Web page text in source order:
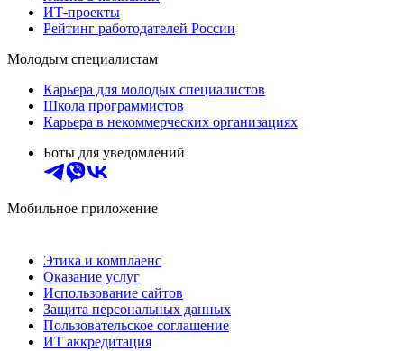
ИТ-проекты
Рейтинг работодателей России
Молодым специалистам
Карьера для молодых специалистов
Школа программистов
Карьера в некоммерческих организациях
Боты для уведомлений
Мобильное приложение
Этика и комплаенс
Оказание услуг
Использование сайтов
Защита персональных данных
Пользовательское соглашение
ИТ аккредитация